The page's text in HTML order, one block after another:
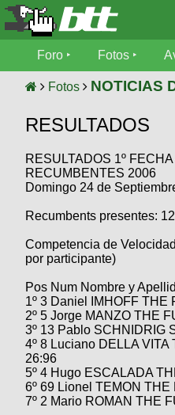
Foro
MecÃ¡nica
Fotos
tu foto
Bicicletas
Viajes
Descenso
Dirt
BMX
Ruta,
triatlon
Avisos
tu
aviso
Ultimos
Fotos
Categorias
COMPRO
BicicleterÃ­
as
Bicicletas
Bicicletas
Tandem
Freerider
TÃ©cnica
MecÃ¡nica
Videos
Cicloturismo
Salidas
Operadores
de
Usuarios
Foro Fotos
Fotos NOTICIAS
RESULTADOS
RESULTADOS 1º
RECUMBENTES 2006
Domingo 24 de
Recumbents presentes:
Competencia de
por participante)
Pos Num Nombre y
1º 3 Daniel IMHOFF THE
2º 5 Jorge MANZO THE
3º 13 Pablo SCHNIDRIG
4º 8 Luciano DELLA
26:96
5º 4 Hugo ESCALADA
6º 69 Lionel TEMON
7º 2 Mario ROMAN THE